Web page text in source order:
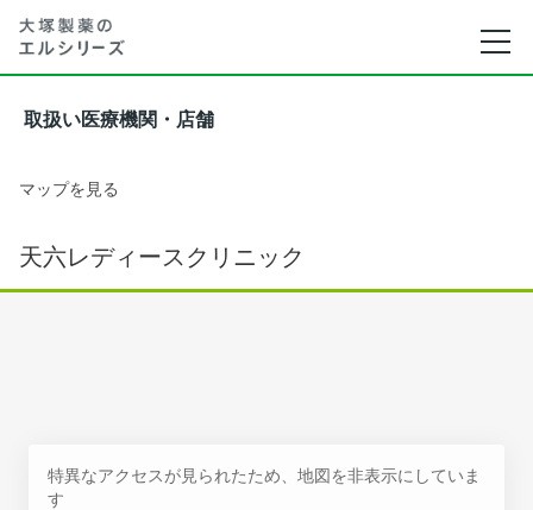
取扱い医療機関・店舗
マップを見る
天六レディースクリニック
特異なアクセスが見られたため、地図を非表示にしていま
す